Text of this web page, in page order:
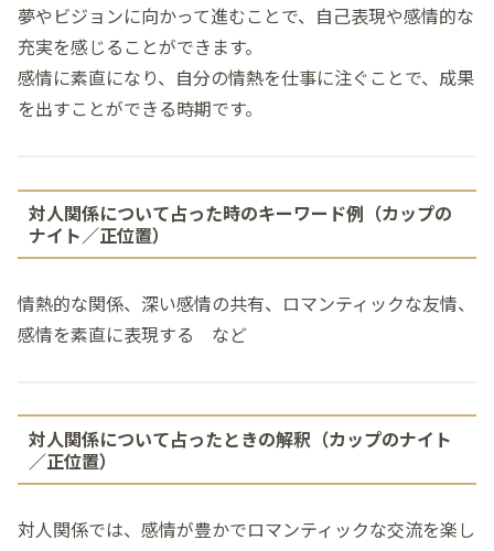
夢やビジョンに向かって進むことで、自己表現や感情的な
充実を感じることができます。
感情に素直になり、自分の情熱を仕事に注ぐことで、成果
を出すことができる時期です。
対人関係について占った時のキーワード例（カップの
ナイト／正位置）
情熱的な関係、深い感情の共有、ロマンティックな友情、
感情を素直に表現する など
対人関係について占ったときの解釈（カップのナイト
／正位置）
対人関係では、感情が豊かでロマンティックな交流を楽し